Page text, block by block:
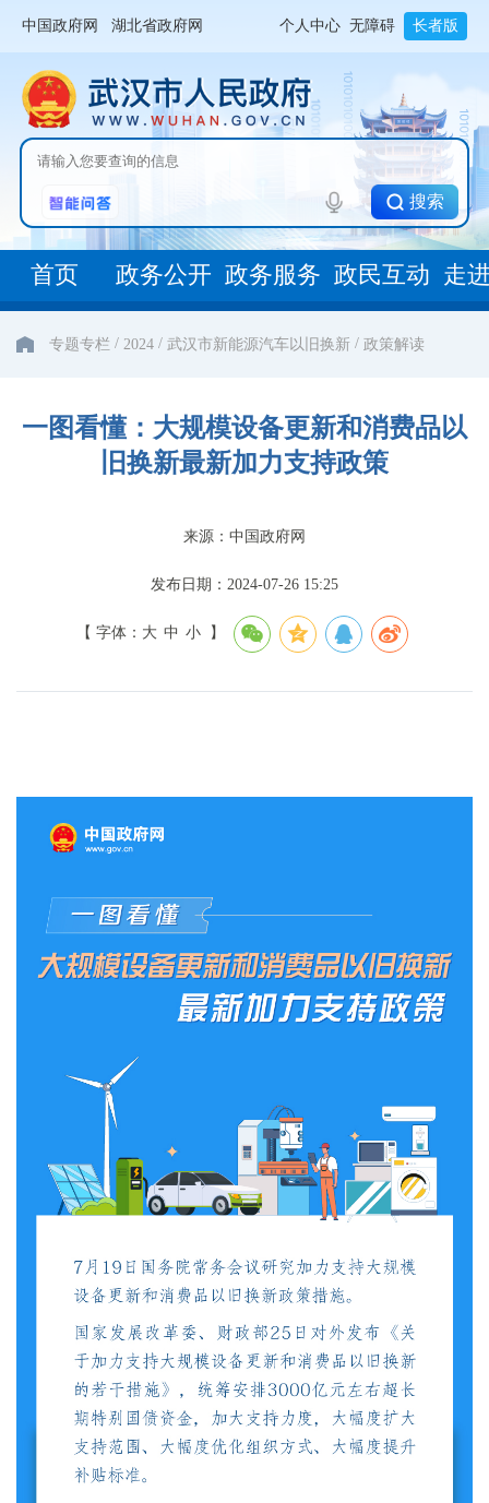
中国政府网 湖北省政府网 个人中心 无障碍 长者版
搜索
首页 政务公开 政务服务 政民互动 走
专题专栏 / 2024 / 武汉市新能源汽车以旧换新 / 政策解读
一图看懂：大规模设备更新和消费品以
旧换新最新加力支持政策
来源：中国政府网
发布日期：2024-07-26 15:25
【 字体： 大 中 小 】